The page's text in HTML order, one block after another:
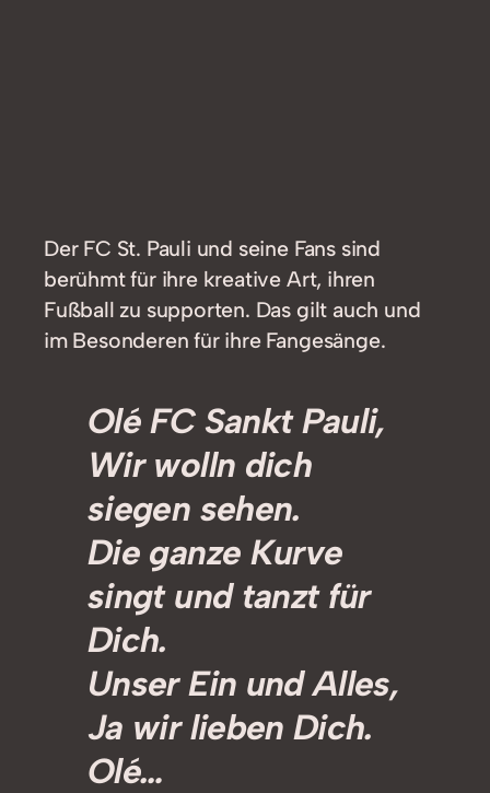
Der FC St. Pauli und seine Fans sind
berühmt für ihre kreative Art, ihren
Fußball zu supporten. Das gilt auch und
im Besonderen für ihre Fangesänge.
Olé FC Sankt Pauli,
Wir wolln dich
siegen sehen.
Die ganze Kurve
singt und tanzt für
Dich.
Unser Ein und Alles,
Ja wir lieben Dich.
Olé…